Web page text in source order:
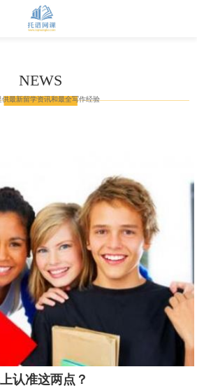
NEWS
供最新留学资讯和最全写作经验
认准这两点？